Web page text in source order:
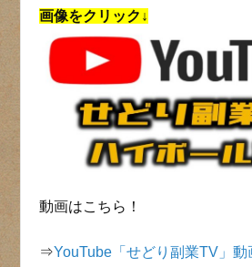
画像をクリック↓
動画はこちら！
⇒YouTube「せどり副業TV」動